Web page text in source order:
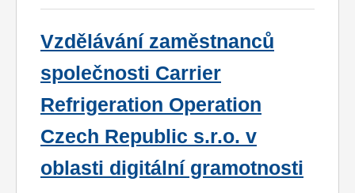
Vzdělávání zaměstnanců
společnosti Carrier
Refrigeration Operation
Czech Republic s.r.o. v
oblasti digitální gramotnosti